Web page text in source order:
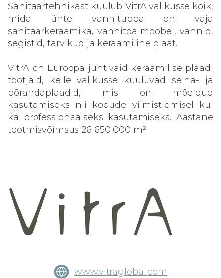
Sanitaartehnikast kuulub VitrA valikusse kõik,
mida ühte vannituppa on vaja
sanitaarkeraamika, vannitoa mööbel, vannid,
segistid, tarvikud ja keraamiline plaat.
VitrA on Euroopa juhtivaid keraamilise plaadi
tootjaid, kelle valikusse kuuluvad seina- ja
põrandaplaadid, mis on mõeldud
kasutamiseks nii kodude viimistlemisel kui
ka professionaalseks kasutamiseks. Aastane
tootmisvõimsus 26 650 000 m²
www.vitraglobal.com